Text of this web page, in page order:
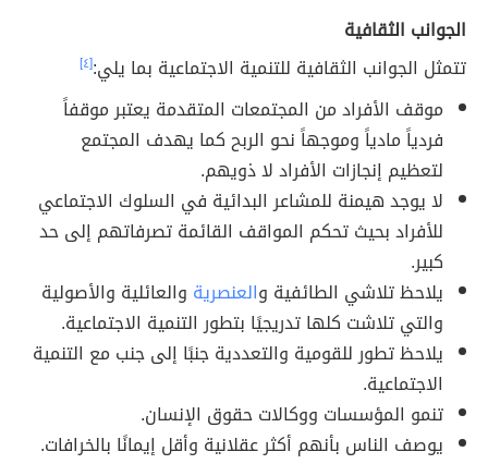
الجوانب الثقافية
تتمثل الجوانب الثقافية للتنمية الاجتماعية بما يلي:[٤]
موقف الأفراد من المجتمعات المتقدمة يعتبر موقفاً
فردياً مادياً وموجهاً نحو الربح كما يهدف المجتمع
لتعظيم إنجازات الأفراد لا ذويهم.
لا يوجد هيمنة للمشاعر البدائية في السلوك الاجتماعي
للأفراد بحيث تحكم المواقف القائمة تصرفاتهم إلى حد
كبير.
يلاحظ تلاشي الطائفية والعنصرية والعائلية والأصولية
والتي تلاشت كلها تدريجيًا بتطور التنمية الاجتماعية.
يلاحظ تطور للقومية والتعددية جنبًا إلى جنب مع التنمية
الاجتماعية.
تنمو المؤسسات ووكالات حقوق الإنسان.
يوصف الناس بأنهم أكثر عقلانية وأقل إيمانًا بالخرافات.